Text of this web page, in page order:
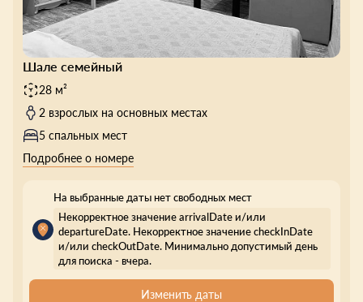
Шале семейный
28 м²
2 взрослых на основных местах
5 спальных мест
Подробнее о номере
На выбранные даты нет свободных мест
Некорректное значение arrivalDate и/или
departureDate. Некорректное значение checkInDate
и/или checkOutDate. Минимально допустимый день
для поиска - вчера.
Изменить даты